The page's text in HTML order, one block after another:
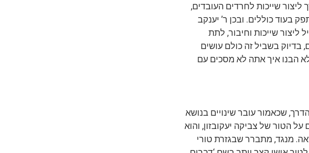
שייכות לחרדים העובדים,
בעוד כוללים. ובכן ר’ יענקב
ליצור שייכות וחיבור, לתת
בשביל זה כולם עושים
לא הבנו איך אתה לא מסכים עם
שכאמור עובר שינויים בנושא
הטור של צביקה יעקובזון, והוא
מנגד, מתברר שבגזרת טורי